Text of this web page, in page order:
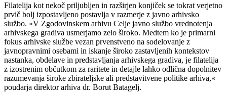
Filatelija kot nekoč priljubljen in razširjen konjiček se tokrat verjetno
prvič bolj izpostavljeno postavlja v razmerje z javno arhivsko
službo. »V Zgodovinskem arhivu Celje javno službo vrednotenja
arhivskega gradiva usmerjamo zelo široko. Medtem ko je primarni
fokus arhivske službe vezan prvenstveno na sodelovanje z
javnopravnimi osebami in iskanje široko zastavljenih kontekstov
nastanka, obdelave in predstavljanja arhivskega gradiva, je filatelija
z izostrenim občutkom za raritete in detajle lahko odlična dopolnitev
razumevanja široke zbirateljske ali predstavitvene politike arhiva,«
poudarja direktor arhiva dr. Borut Batagelj.